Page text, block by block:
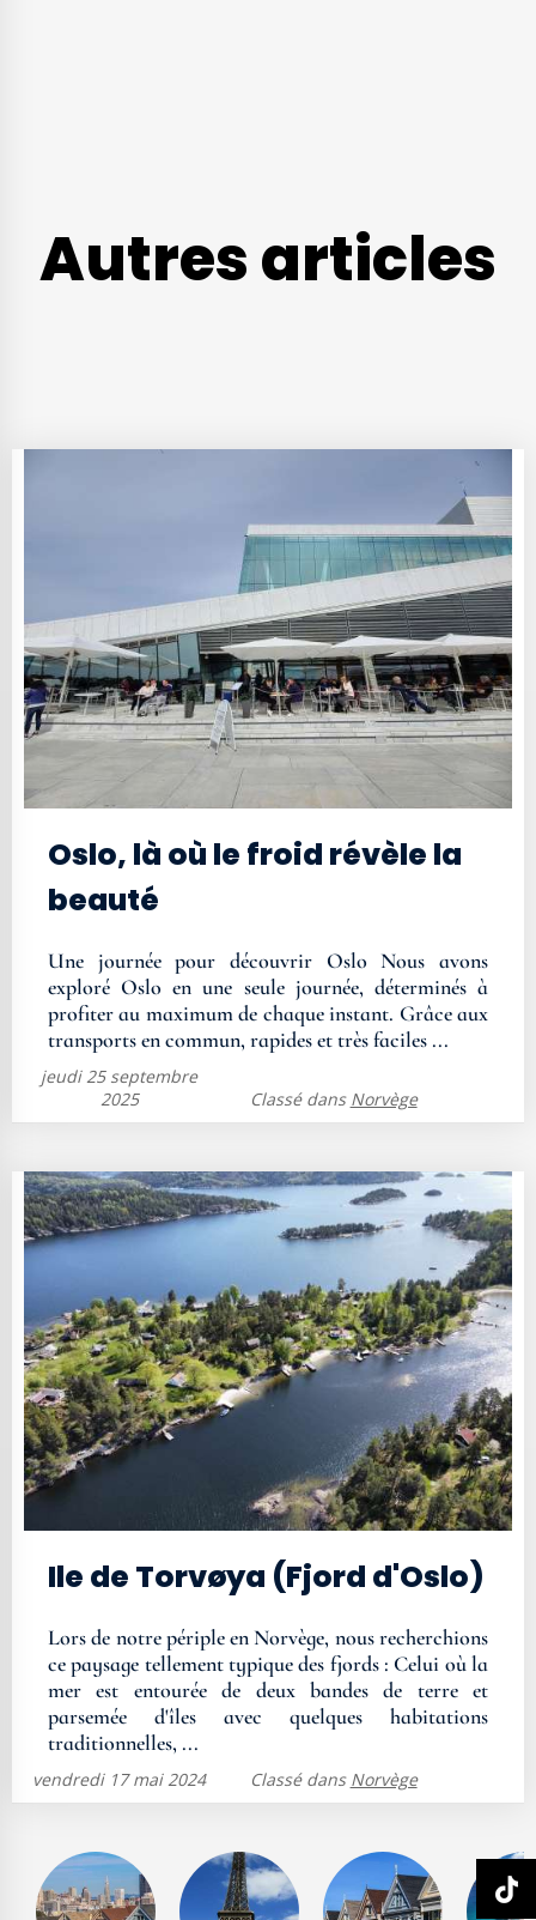
Autres articles
Oslo, là où le froid révèle la
beauté
Une journée pour découvrir Oslo Nous avons
exploré Oslo en une seule journée, déterminés à
profiter au maximum de chaque instant. Grâce aux
transports en commun, rapides et très faciles ...
jeudi 25 septembre
2025
Classé dans Norvège
Ile de Torvøya (Fjord d'Oslo)
Lors de notre périple en Norvège, nous recherchions
ce paysage tellement typique des fjords : Celui où la
mer est entourée de deux bandes de terre et
parsemée d'îles avec quelques habitations
traditionnelles, ...
vendredi 17 mai 2024 Classé dans Norvège